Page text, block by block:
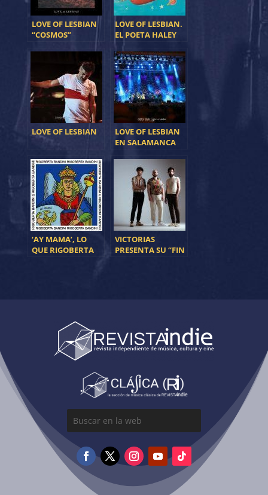
LOVE OF LESBIAN
“COSMOS”
LOVE OF LESBIAN.
EL POETA HALEY
LOVE OF LESBIAN
LOVE OF LESBIAN
EN SALAMANCA
‘AY MAMA’, LO
QUE RIGOBERTA
VICTORIAS
PRESENTA SU “FIN